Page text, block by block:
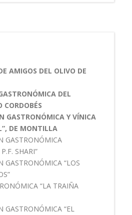
AMIGOS DEL OLIVO DE
DEL
CORDOBÉS
GASTRONÓMICA Y VÍNICA
DE MONTILLA
GASTRONÓMICA
SHARI”
GASTRONÓMICA “LOS
“LA TRAIÑA
GASTRONÓMICA “EL